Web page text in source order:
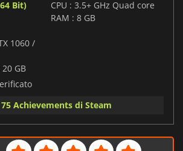
Bit)
1060 /
20 GB
CPU : 3.5+ GHz Quad core
RAM : 8 GB
75 Achievements di Steam